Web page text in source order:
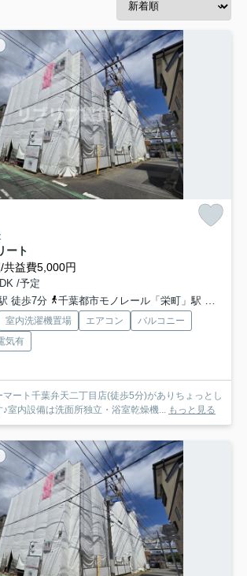
ート
共益費5,000円
/予定
徒歩7分
千葉都市モノレール「栄町」駅 徒歩5分
室内洗濯機置場 エアコン
バルコニー
気有
ート千葉弁天二丁目店(徒歩5分)がありちょっとし
室内設備は洗面所独立・浴室乾燥機... もっと見る